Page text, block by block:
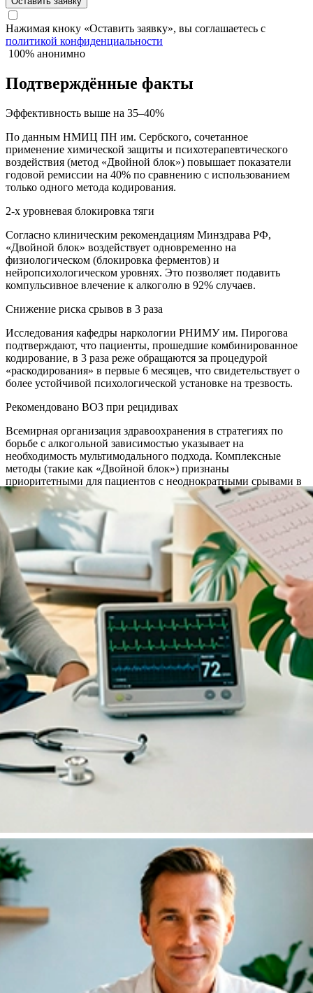
Нажимая кноку «Оставить заявку», вы соглашаетесь с
политикой конфиденциальности
100% анонимно
Подтверждённые факты
Эффективность выше на 35–40%
По данным НМИЦ ПН им. Сербского, сочетанное
применение химической защиты и психотерапевтического
воздействия (метод «Двойной блок») повышает показатели
годовой ремиссии на 40% по сравнению с использованием
только одного метода кодирования.
2-х уровневая блокировка тяги
Согласно клиническим рекомендациям Минздрава РФ,
«Двойной блок» воздействует одновременно на
физиологическом (блокировка ферментов) и
нейропсихологическом уровнях. Это позволяет подавить
компульсивное влечение к алкоголю в 92% случаев.
Снижение риска срывов в 3 раза
Исследования кафедры наркологии РНИМУ им. Пирогова
подтверждают, что пациенты, прошедшие комбинированное
кодирование, в 3 раза реже обращаются за процедурой
«раскодирования» в первые 6 месяцев, что свидетельствует о
более устойчивой психологической установке на трезвость.
Рекомендовано ВОЗ при рецидивах
Всемирная организация здравоохранения в стратегиях по
борьбе с алкогольной зависимостью указывает на
необходимость мультимодального подхода. Комплексные
методы (такие как «Двойной блок») признаны
приоритетными для пациентов с неоднократными срывами в
анамнезе.
Акции и спецпредложения
Бесплатное обследование перед
кодированием!
При оплате наличными полной стоимости первичного
выезда —
бесплатное КТГ (кардиотокография) или
перед кодированием в подарок.
Оставить заявку